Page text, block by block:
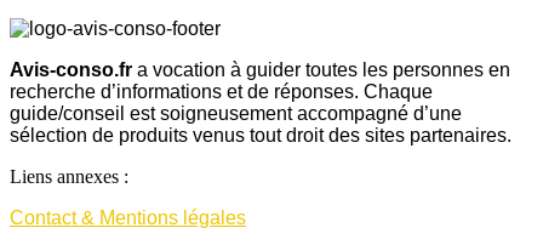
Avis-conso.fr a vocation à guider toutes les personnes en
recherche d’informations et de réponses. Chaque
guide/conseil est soigneusement accompagné d’une
sélection de produits venus tout droit des sites partenaires.
Liens annexes :
Contact & Mentions légales